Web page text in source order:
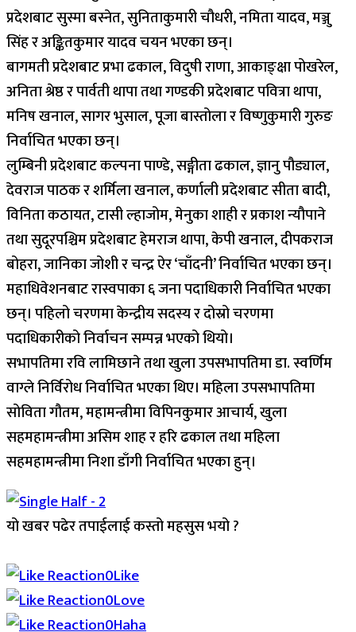
प्रदेशबाट सुस्मा बस्नेत, सुनिताकुमारी चौधरी, नमिता यादव, मञ्जु
सिंह र अङ्कितकुमार यादव चयन भएका छन्।
बागमती प्रदेशबाट प्रभा ढकाल, विदुषी राणा, आकाङ्क्षा पोखरेल,
अनिता श्रेष्ठ र पार्वती थापा तथा गण्डकी प्रदेशबाट पवित्रा थापा,
मनिष खनाल, सागर भुसाल, पूजा बास्तोला र विष्णुकुमारी गुरुङ
निर्वाचित भएका छन्।
लुम्बिनी प्रदेशबाट कल्पना पाण्डे, सङ्गीता ढकाल, ज्ञानु पौड्याल,
देवराज पाठक र शर्मिला खनाल, कर्णाली प्रदेशबाट सीता बादी,
विनिता कठायत, टासी ल्हाजोम, मेनुका शाही र प्रकाश न्यौपाने
तथा सुदूरपश्चिम प्रदेशबाट हेमराज थापा, केपी खनाल, दीपकराज
बोहरा, जानिका जोशी र चन्द्र ऐर ‘चाँदनी’ निर्वाचित भएका छन्।
महाधिवेशनबाट रास्वपाका ६ जना पदाधिकारी निर्वाचित भएका
छन्। पहिलो चरणमा केन्द्रीय सदस्य र दोस्रो चरणमा
पदाधिकारीको निर्वाचन सम्पन्न भएको थियो।
सभापतिमा रवि लामिछाने तथा खुला उपसभापतिमा डा. स्वर्णिम
वाग्ले निर्विरोध निर्वाचित भएका थिए। महिला उपसभापतिमा
सोविता गौतम, महामन्त्रीमा विपिनकुमार आचार्य, खुला
सहमहामन्त्रीमा असिम शाह र हरि ढकाल तथा महिला
सहमहामन्त्रीमा निशा डाँगी निर्वाचित भएका हुन्।
यो खबर पढेर तपाईलाई कस्तो महसुस भयो ?
0Like
0Love
0Haha